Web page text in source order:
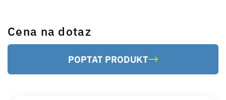
Cena na dotaz
POPTAT PRODUKT